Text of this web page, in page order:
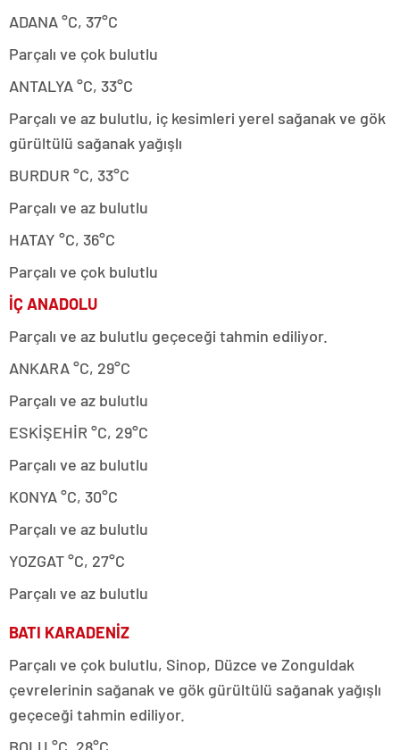
ADANA °C, 37°C
Parçalı ve çok bulutlu
ANTALYA °C, 33°C
Parçalı ve az bulutlu, iç kesimleri yerel sağanak ve gök
gürültülü sağanak yağışlı
BURDUR °C, 33°C
Parçalı ve az bulutlu
HATAY °C, 36°C
Parçalı ve çok bulutlu
İÇ ANADOLU
Parçalı ve az bulutlu geçeceği tahmin ediliyor.
ANKARA °C, 29°C
Parçalı ve az bulutlu
ESKİŞEHİR °C, 29°C
Parçalı ve az bulutlu
KONYA °C, 30°C
Parçalı ve az bulutlu
YOZGAT °C, 27°C
Parçalı ve az bulutlu
BATI KARADENİZ
Parçalı ve çok bulutlu, Sinop, Düzce ve Zonguldak
çevrelerinin sağanak ve gök gürültülü sağanak yağışlı
geçeceği tahmin ediliyor.
BOLU °C, 28°C